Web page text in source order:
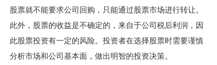
股票就不能要求公司回购，只能通过股票市场进行转让。
此外，股票的收益是不确定的，来自于公司税后利润，因
此股票投资有一定的风险。投资者在选择股票时需要谨慎
分析市场和公司基本面，做出明智的投资决策。